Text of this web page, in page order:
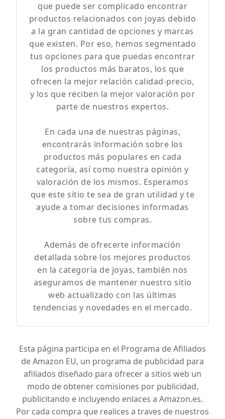
que puede ser complicado encontrar
productos relacionados con joyas debido
a la gran cantidad de opciones y marcas
que existen. Por eso, hemos segmentado
tus opciones para que puedas encontrar
los productos más baratos, los que
ofrecen la mejor relación calidad-precio,
y los que reciben la mejor valoración por
parte de nuestros expertos.
En cada una de nuestras páginas,
encontrarás información sobre los
productos más populares en cada
categoría, así como nuestra opinión y
valoración de los mismos. Esperamos
que este sitio te sea de gran utilidad y te
ayude a tomar decisiones informadas
sobre tus compras.
Además de ofrecerte información
detallada sobre los mejores productos
en la categoría de joyas, también nos
aseguramos de mantener nuestro sitio
web actualizado con las últimas
tendencias y novedades en el mercado.
Esta página participa en el Programa de Afiliados
de Amazon EU, un programa de publicidad para
afiliados diseñado para ofrecer a sitios web un
modo de obtener comisiones por publicidad,
publicitando e incluyendo enlaces a Amazon.es.
Por cada compra que realices a traves de nuestros